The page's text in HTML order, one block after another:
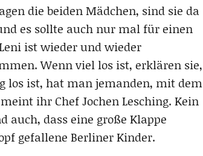
die beiden Mädchen, sind sie da
es sollte auch nur mal für einen
ist wieder und wieder
Wenn viel los ist, erklären sie,
los ist, hat man jemanden, mit dem
ihr Chef Jochen Lesching. Kein
auch, dass eine große Klappe
gefallene Berliner Kinder.